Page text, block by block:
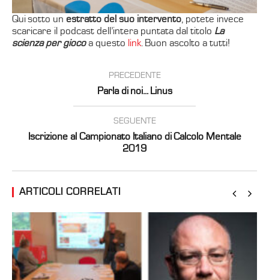
Qui sotto un estratto del suo intervento, potete invece
scaricare il podcast dell’intera puntata dal titolo La
scienza per giocoa questo link. Buon ascolto a tutti!
PRECEDENTE
Parla di noi... Linus
SEGUENTE
Iscrizione al Campionato Italiano di Calcolo Mentale
2019
ARTICOLI CORRELATI